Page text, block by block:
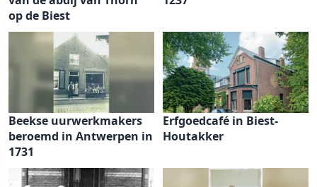
op de Biest
Beekse uurwerkmakers
beroemd in Antwerpen in
1731
Erfgoedcafé in Biest-
Houtakker